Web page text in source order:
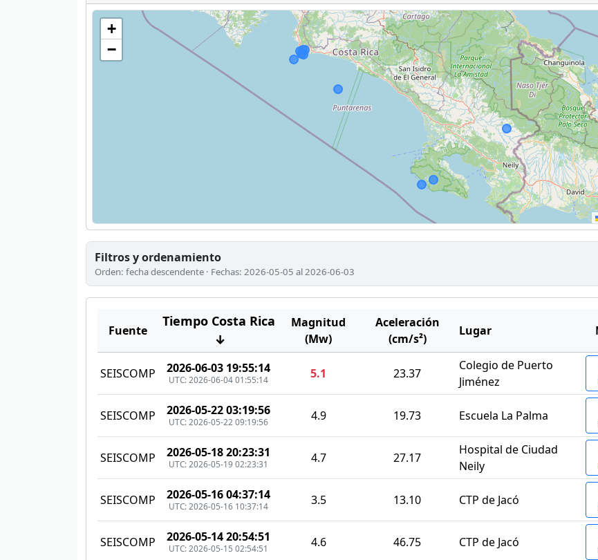
+
−
Filtros y ordenamiento
Orden: fecha descendente · Fechas: 2026-05-05 al 2026-06-03
Fuente
Tiempo Costa Rica
↓
Magnitud
(Mw)
Aceleración
(cm/s²)
Lugar
SEISCOMP 2026-06-03 19:55:14
UTC: 2026-06-04 01:55:14 5.1 23.37
Colegio de Puerto
Jiménez
SEISCOMP 2026-05-22 03:19:56
UTC: 2026-05-22 09:19:56 4.9 19.73 Escuela La Palma
SEISCOMP 2026-05-18 20:23:31
UTC: 2026-05-19 02:23:31 4.7 27.17
Hospital de Ciudad
Neily
SEISCOMP 2026-05-16 04:37:14
UTC: 2026-05-16 10:37:14 3.5 13.10 CTP de Jacó
SEISCOMP 2026-05-14 20:54:51
UTC: 2026-05-15 02:54:51 4.6 46.75 CTP de Jacó